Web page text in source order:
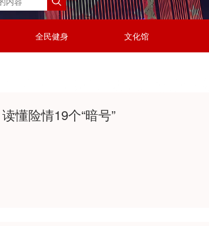
全民健身 文化馆
懂险情19个“暗号”